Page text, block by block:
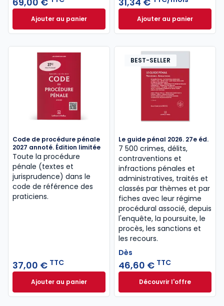
infractions et les règles relatives aux sanctions
pénales, pouvant aller jusqu’à la privation de liberté,
lorsqu’une personne est poursuivie dans le cadre
d’une procédure judiciaire ou disciplinaire,
notamment pour des infractions à caractère sexuel
ou de grande criminalité.
Voir toutes les sources spécial CRFPA,droit pénal,
procédure pénale
Ajouter au panierCode pénal 2027, annoté à 69,00 € TTC
Ajouter au panierAJ Pénal à 31,34 €
Code de procédure pénale
2027 annoté. Édition limitée
Toute la procédure
pénale (textes et
jurisprudence) dans le
code de référence des
praticiens.
37,00 € TTC
Ajouter au panierCode de procédure pénale 2027 annoté. Édition
BEST-SELLER
Le guide pénal 2026. 27e éd.
7 500 crimes, délits,
contraventions et
infractions pénales et
administratives, traités et
classés par thèmes et par
fiches avec leur régime
procédural associé, depuis
l'enquête, la poursuite, le
procès, les sanctions et
les recours.
Dès
46,60 € TTC
Découvrir l'offre
Le guide pénal
Dès